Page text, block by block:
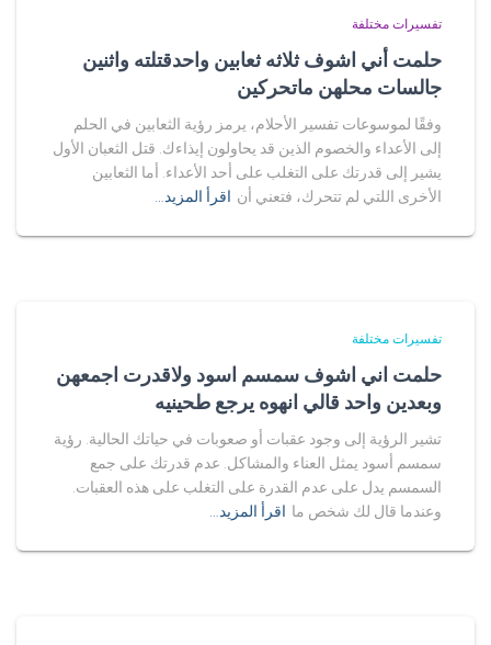
تفسيرات مختلفة
حلمت أني اشوف ثلاثه ثعابين واحدقتلته واثنين
جالسات محلهن ماتحركين
وفقًا لموسوعات تفسير الأحلام، يرمز رؤية الثعابين في الحلم
إلى الأعداء والخصوم الذين قد يحاولون إيذاءك. قتل الثعبان الأول
يشير إلى قدرتك على التغلب على أحد الأعداء. أما الثعابين
الأخرى اللتي لم تتحرك، فتعني أن اقرأ المزيد…
تفسيرات مختلفة
حلمت اني اشوف سمسم اسود ولاقدرت اجمعهن
وبعدين واحد قالي انهوه يرجع طحينيه
تشير الرؤية إلى وجود عقبات أو صعوبات في حياتك الحالية. رؤية
سمسم أسود يمثل العناء والمشاكل. عدم قدرتك على جمع
السمسم يدل على عدم القدرة على التغلب على هذه العقبات.
وعندما قال لك شخص ما اقرأ المزيد…